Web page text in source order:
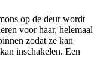
op de deur wordt
voor haar, helemaal
zodat ze kan
inschakelen. Een